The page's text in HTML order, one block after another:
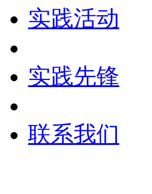
实践活动
实践先锋
联系我们